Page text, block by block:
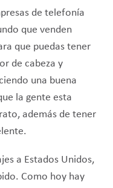
de telefonía
que venden
que puedas tener
de cabeza y
una buena
la gente esta
además de tener
a Estados Unidos,
Como hoy hay